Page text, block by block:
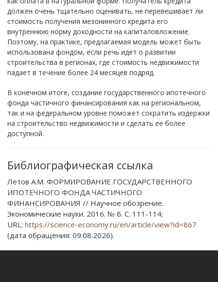
должен очень тщательно оценивать, не перевешивает ли
стоимость получения мезонинного кредита его
внутреннюю норму доходности на капиталовложение.
Поэтому, на практике, предлагаемая модель может быть
использована фондом, если речь идет о развитии
строительства в регионах, где стоимость недвижимости
падает в течение более 24 месяцев подряд.
В конечном итоге, создание государственного ипотечного
фонда частичного финансирования как на региональном,
так и на федеральном уровне поможет сократить издержки
на строительство недвижимости и сделать ее более
доступной.
Библиографическая ссылка
Летов А.М. ФОРМИРОВАНИЕ ГОСУДАРСТВЕННОГО
ИПОТЕЧНОГО ФОНДА ЧАСТИЧНОГО
ФИНАНСИРОВАНИЯ // Научное обозрение.
Экономические науки. 2016. № 6. С. 111-114;
URL: https://science-economy.ru/en/article/view?id=867
(дата обращения: 09.08.2026).